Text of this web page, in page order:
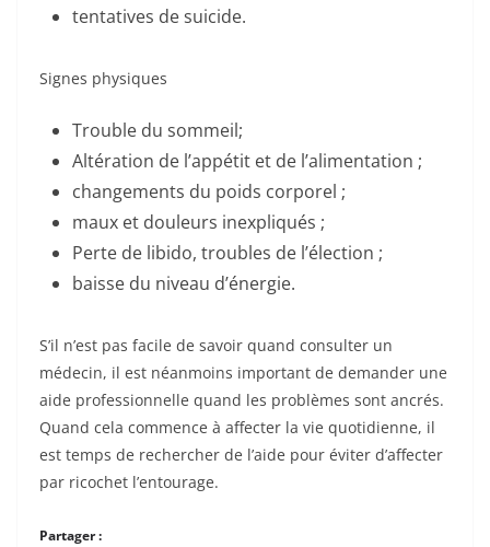
tentatives de suicide.
Signes physiques
Trouble du sommeil;
Altération de l’appétit et de l’alimentation ;
changements du poids corporel ;
maux et douleurs inexpliqués ;
Perte de libido, troubles de l’élection ;
baisse du niveau d’énergie.
S’il n’est pas facile de savoir quand consulter un
médecin, il est néanmoins important de demander une
aide professionnelle quand les problèmes sont ancrés.
Quand cela commence à affecter la vie quotidienne, il
est temps de rechercher de l’aide pour éviter d’affecter
par ricochet l’entourage.
Partager :